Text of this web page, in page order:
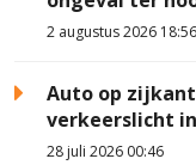
2 augustus 2026 18:56
Auto op
verkeerslicht
28 juli 2026 00:46